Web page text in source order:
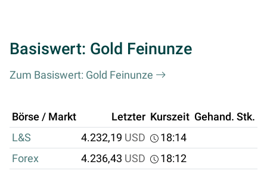
Basiswert: Gold Feinunze
Zum Basiswert: Gold Feinunze
Börse / Markt Letzter Kurszeit Gehand. Stk.
L&S
4.232,19 USD
18:14
Forex
4.236,43 USD 18:12